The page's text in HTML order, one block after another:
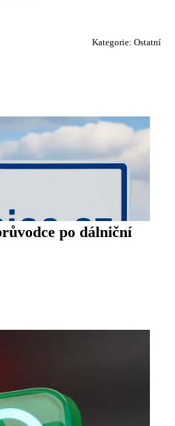
Kategorie: Ostatní
po dálniční